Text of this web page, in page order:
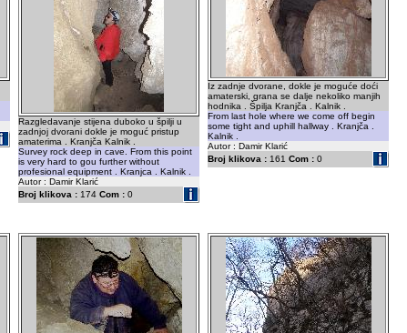
Razgledavanje stijena duboko u špilji u
zadnjoj dvorani dokle je moguć pristup
amaterima . Kranjča Kalnik .
Survey rock deep in cave. From this point
is very hard to gou further without
profesional equipment . Kranjca . Kalnik .
Autor : Damir Klarić
Broj klikova : 174 Com : 0
Iz zadnje dvorane, dokle je moguće doći
amaterski, grana se dalje nekoliko manjih
hodnika . Špilja Kranjča . Kalnik .
From last hole where we come off begin
some tight and uphill hallway . Kranjča .
Kalnik .
Autor : Damir Klarić
Broj klikova : 161 Com : 0